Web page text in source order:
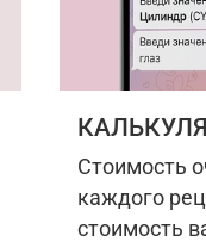
Стоимость
каждого
стоимость